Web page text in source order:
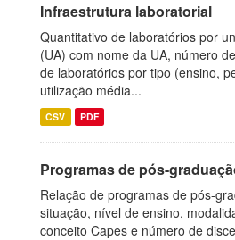
Infraestrutura laboratorial
Quantitativo de laboratórios por
(UA) com nome da UA, número
de laboratórios por tipo (ensino,
utilização média...
CSV PDF
Programas de pós-
Relação de programas de pós-
situação, nível de ensino,
conceito Capes e número de